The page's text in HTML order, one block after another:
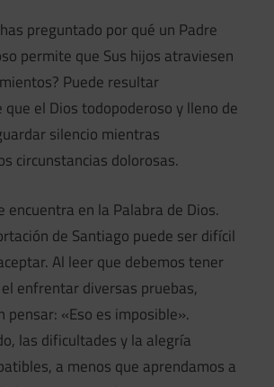
preguntado por qué un Padre
permite que Sus hijos atraviesen
Puede resultar
el Dios todopoderoso y lleno de
silencio mientras
circunstancias dolorosas.
encuentra en la Palabra de Dios.
de Santiago puede ser difícil
Al leer que debemos tener
enfrentar diversas pruebas,
pensar: «Eso es imposible».
las dificultades y la alegría
a menos que aprendamos a